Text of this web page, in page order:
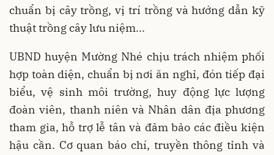
chuẩn bị cây trồng, vị trí trồng và hướng dẫn kỹ
thuật trồng cây lưu niệm...
UBND huyện Mường Nhé chịu trách nhiệm phối
hợp toàn diện, chuẩn bị nơi ăn nghỉ, đón tiếp đại
biểu, vệ sinh môi trường, huy động lực lượng
đoàn viên, thanh niên và Nhân dân địa phương
tham gia, hỗ trợ lễ tân và đảm bảo các điều kiện
hậu cần. Cơ quan báo chí, truyền thông tỉnh và